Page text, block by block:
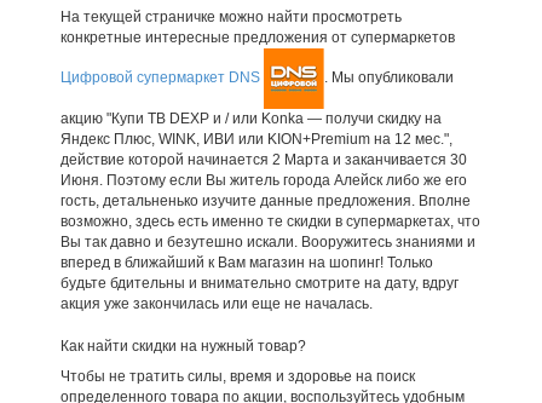
На текущей страничке можно найти просмотреть
конкретные интересные предложения от супермаркетов
Цифровой супермаркет DNS . Мы опубликовали
акцию "Купи ТВ DEXP и / или Konka — получи скидку на
Яндекс Плюс, WINK, ИВИ или KION+Premium на 12 мес.",
действие которой начинается 2 Марта и заканчивается 30
Июня. Поэтому если Вы житель города Алейск либо же его
гость, детальненько изучите данные предложения. Вполне
возможно, здесь есть именно те скидки в супермаркетах, что
Вы так давно и безутешно искали. Вооружитесь знаниями и
вперед в ближайший к Вам магазин на шопинг! Только
будьте бдительны и внимательно смотрите на дату, вдруг
акция уже закончилась или еще не началась.
Как найти скидки на нужный товар?
Чтобы не тратить силы, время и здоровье на поиск
определенного товара по акции, воспользуйтесь удобным